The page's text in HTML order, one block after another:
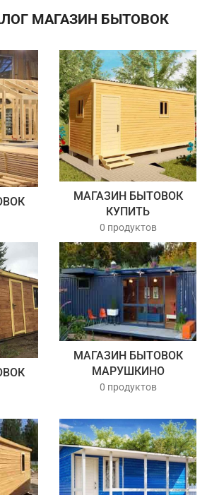
МАГАЗИН БЫТОВОК
МАГАЗИН БЫТОВОК
КУПИТЬ
0 продуктов
МАГАЗИН БЫТОВОК
МАРУШКИНО
0 продуктов